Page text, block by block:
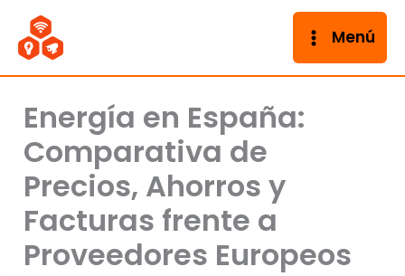
contenido
Menú
Energía en España:
Comparativa de
Precios, Ahorros y
Facturas frente a
Proveedores Europeos